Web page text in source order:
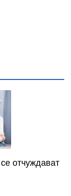
отчуждават